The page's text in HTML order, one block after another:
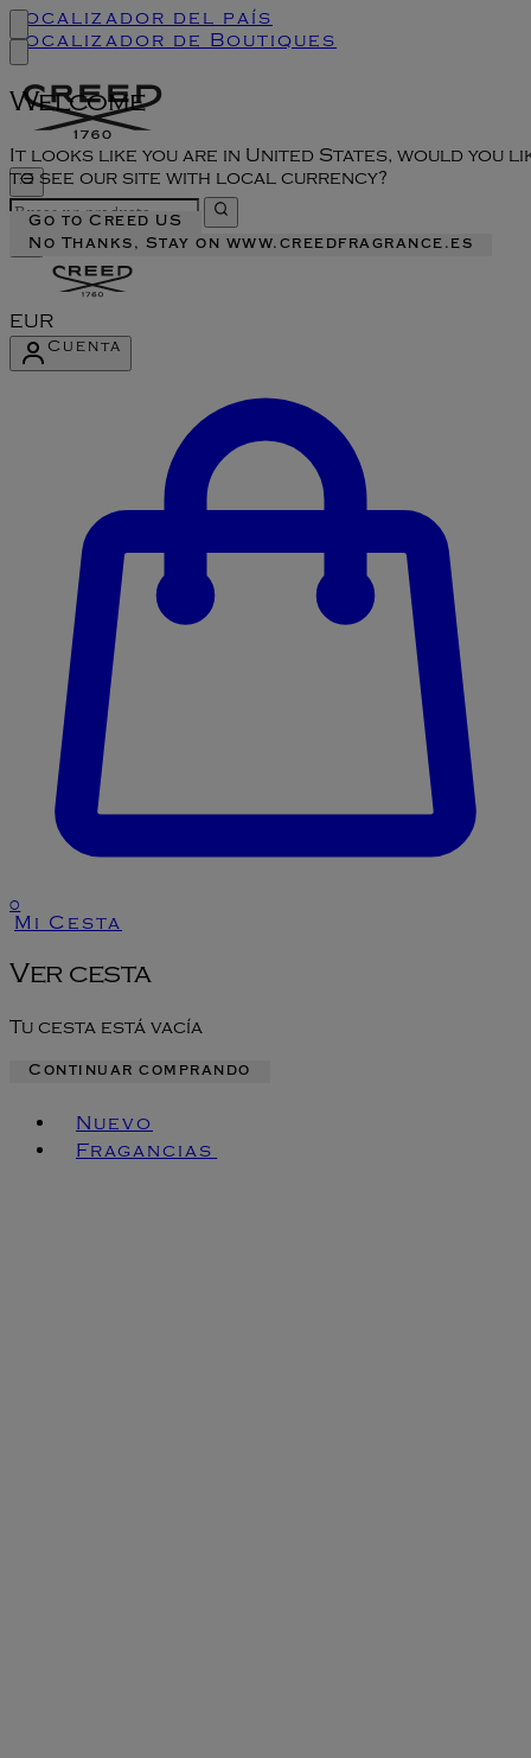
Welcome
It looks like you are in United States, would you
to see our site with local currency?
Go to Creed US
No Thanks, Stay on www.creedfragrance.es
Localizador del país
Localizador de Boutiques
EUR
Cuenta
0
Mi Cesta
Ver cesta
Tu cesta está vacía
Continuar comprando
Nuevo
Fragancias